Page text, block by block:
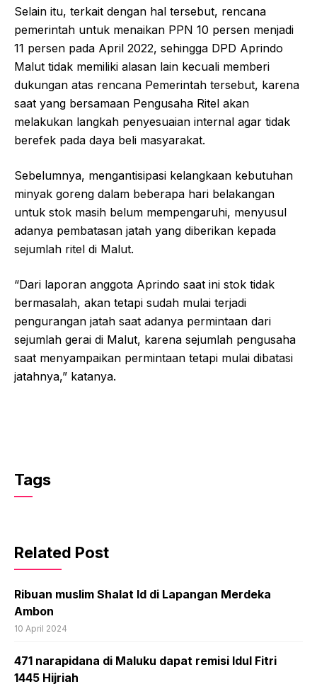
Selain itu, terkait dengan hal tersebut, rencana
pemerintah untuk menaikan PPN 10 persen menjadi
11 persen pada April 2022, sehingga DPD Aprindo
Malut tidak memiliki alasan lain kecuali memberi
dukungan atas rencana Pemerintah tersebut, karena
saat yang bersamaan Pengusaha Ritel akan
melakukan langkah penyesuaian internal agar tidak
berefek pada daya beli masyarakat.
Sebelumnya, mengantisipasi kelangkaan kebutuhan
minyak goreng dalam beberapa hari belakangan
untuk stok masih belum mempengaruhi, menyusul
adanya pembatasan jatah yang diberikan kepada
sejumlah ritel di Malut.
“Dari laporan anggota Aprindo saat ini stok tidak
bermasalah, akan tetapi sudah mulai terjadi
pengurangan jatah saat adanya permintaan dari
sejumlah gerai di Malut, karena sejumlah pengusaha
saat menyampaikan permintaan tetapi mulai dibatasi
jatahnya,” katanya.
Tags
Related Post
Ribuan muslim Shalat Id di Lapangan Merdeka
Ambon
10 April 2024
471 narapidana di Maluku dapat remisi Idul Fitri
1445 Hijriah